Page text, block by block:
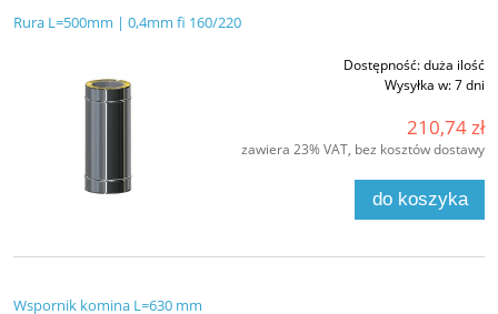
Rura L=500mm | 0,4mm fi 160/220
Dostępność:duża ilość
Wysyłka w:7 dni
210,74 zł
zawiera 23% VAT, bez kosztów dostawy
do koszyka
Wspornik komina L=630 mm